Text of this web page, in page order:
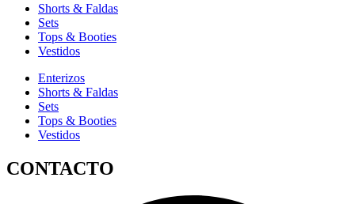
Shorts & Faldas
Sets
Tops & Booties
Vestidos
Enterizos
Shorts & Faldas
Sets
Tops & Booties
Vestidos
CONTACTO